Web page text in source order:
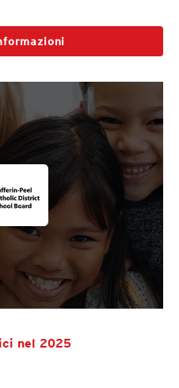
nel 2025